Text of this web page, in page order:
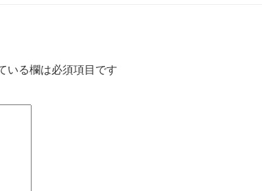
いる欄は必須項目です